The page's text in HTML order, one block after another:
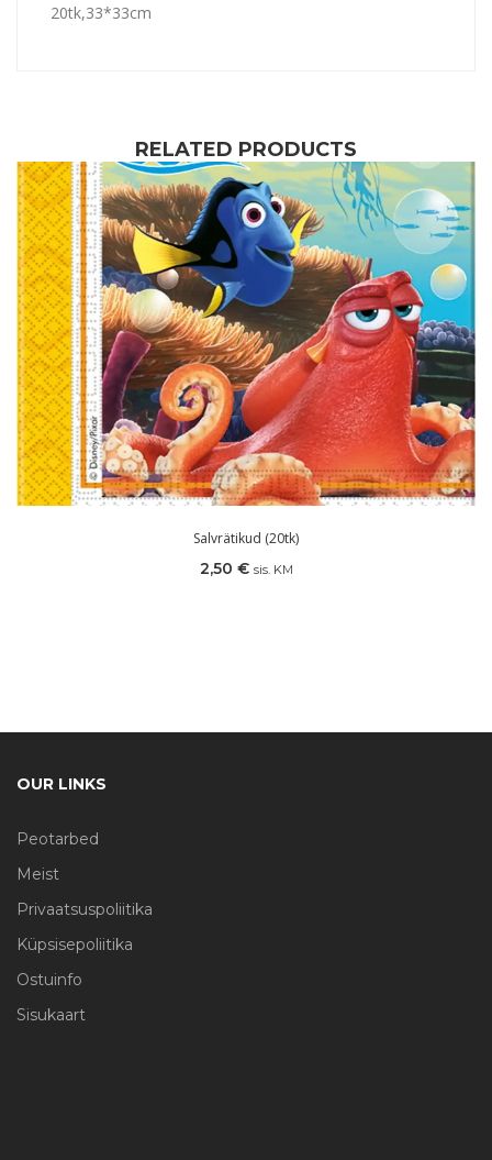
20tk,33*33cm
RELATED PRODUCTS
Salvrätikud (20tk)
2,50 € sis. KM
OUR LINKS
Peotarbed
Meist
Privaatsuspoliitika
Küpsisepoliitika
Ostuinfo
Sisukaart